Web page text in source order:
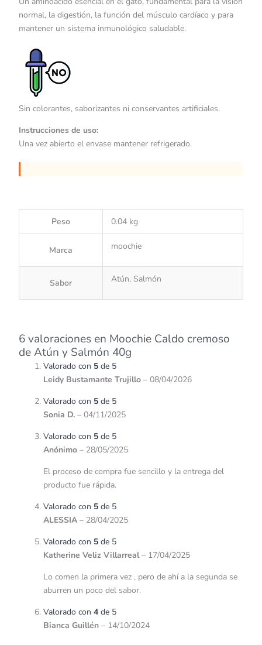
normal, la digestión, la función del músculo cardíaco y para
mantener un sistema inmunológico saludable.
Sin colorantes, saborizantes ni conservantes artificiales.
Instrucciones de uso:
Una vez abierto el envase mantener refrigerado.
Peso 0.04 kg
Marca moochie
Sabor Atún, Salmón
6 valoraciones en Moochie Caldo cremoso
de Atún y Salmón 40g
Valorado con 5 de 5
Leidy Bustamante Trujillo – 08/04/2026
Valorado con 5 de 5
Sonia D. – 04/11/2025
Valorado con 5 de 5
Anónimo – 28/05/2025
El proceso de compra fue sencillo y la entrega del
producto fue rápida.
Valorado con 5 de 5
ALESSIA – 28/04/2025
Valorado con 5 de 5
Katherine Veliz Villarreal– 17/04/2025
Lo comen la primera vez , pero de ahí a la segunda se
aburren un poco del sabor.
Valorado con 4 de 5
Bianca Guillén – 14/10/2024